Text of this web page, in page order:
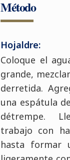
Método
Hojaldre:
Coloque el
grande,
derretida.
una espátula
détrempe.
trabajo con
hasta formar